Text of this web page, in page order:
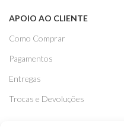
APOIO AO CLIENTE
Como Comprar
Pagamentos
Entregas
Trocas e Devoluções